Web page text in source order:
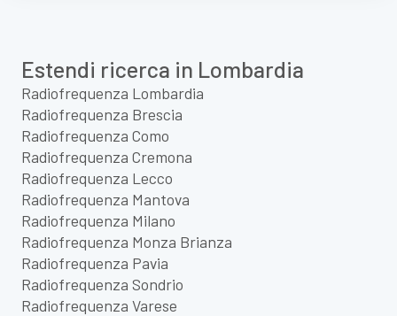
Estendi ricerca in Lombardia
Radiofrequenza Lombardia
Radiofrequenza Brescia
Radiofrequenza Como
Radiofrequenza Cremona
Radiofrequenza Lecco
Radiofrequenza Mantova
Radiofrequenza Milano
Radiofrequenza Monza Brianza
Radiofrequenza Pavia
Radiofrequenza Sondrio
Radiofrequenza Varese